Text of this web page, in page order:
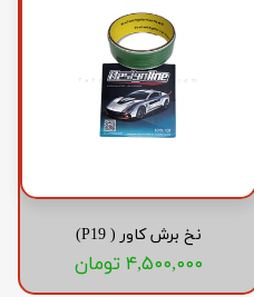
نخ برش کاور ( P19)
۴,۵۰۰,۰۰۰ تومان